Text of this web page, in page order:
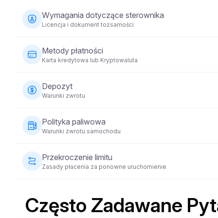
Wymagania dotyczące sterownika
Licencja i dokument tożsamości
Kierowca musi mieć co najmniej 23 lata i posiadać
tożsamości (paszport lub dowód osobisty). Niektóre
jazdy przez co najmniej 2 lata.
Metody płatności
Karta kredytowa lub Kryptowaluta
Płatności za wynajem pojazdów można dokonać za
jest wymagana w momencie rezerwacji, aby
Depozyt
Warunki zwrotu
Przed przekazaniem pojazdu wymagana będzie
zostanie zwrócona w ciągu 5-10 dni roboczych po
Polityka paliwowa
Warunki zwrotu samochodu
Samochód musi zostać zwrócony z takim samym
Przekroczenie limitu
Zasady płacenia za ponowne uruchomienie
Często Zadawane